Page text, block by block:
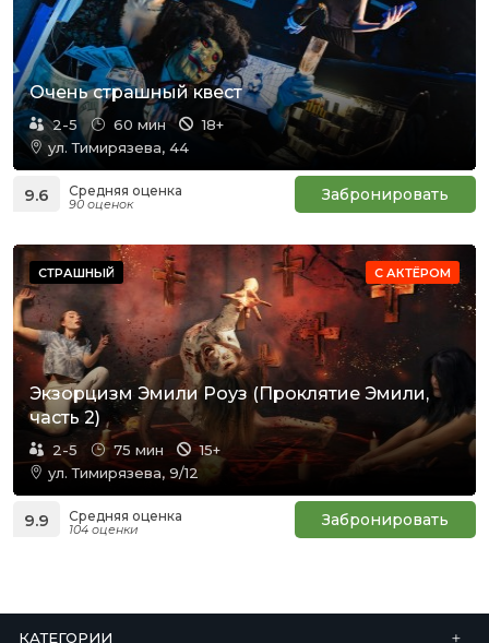
Очень страшный квест
2-5 60 мин
18+
ул. Тимирязева, 44
9.6 Средняя оценка
90 оценок Забронировать
С АКТЁРОМ
СТРАШНЫЙ
Экзорцизм Эмили Роуз (Проклятие Эмили,
часть 2)
2-5 75 мин
15+
ул. Тимирязева, 9/12
9.9 Средняя оценка
104 оценки Забронировать
КАТЕГОРИИ